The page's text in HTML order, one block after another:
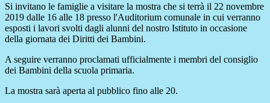
Si invitano le famiglie a visitare la mostra che si terrà il 22 novembre
2019 dalle 16 alle 18 presso l'Auditorium comunale in cui verranno
esposti i lavori svolti dagli alunni del nostro Istituto in occasione
della giornata dei Diritti dei Bambini.
A seguire verranno proclamati ufficialmente i membri del consiglio
dei Bambini della scuola primaria.
La mostra sarà aperta al pubblico fino alle 20.